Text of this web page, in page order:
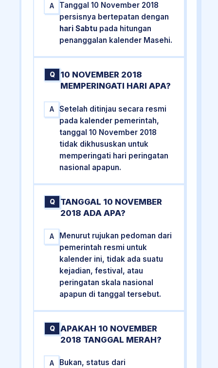
A
Tanggal 10 November 2018
persisnya bertepatan dengan
hari Sabtu pada hitungan
penanggalan kalender Masehi.
Q
10 NOVEMBER 2018
MEMPERINGATI HARI APA?
A
Setelah ditinjau secara resmi
pada kalender pemerintah,
tanggal 10 November 2018
tidak dikhususkan untuk
memperingati hari peringatan
nasional apapun.
Q
TANGGAL 10 NOVEMBER
2018 ADA APA?
A
Menurut rujukan pedoman dari
pemerintah resmi untuk
kalender ini, tidak ada suatu
kejadian, festival, atau
peringatan skala nasional
apapun di tanggal tersebut.
Q
APAKAH 10 NOVEMBER
2018 TANGGAL MERAH?
A
Bukan, status dari